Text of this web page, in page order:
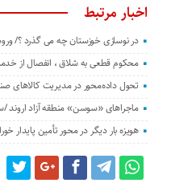
اخبار مرتبط
در نوسازی خوزستان چه می گذرد ؟/
محکوم قطعی به شلاق ، انفصال از
تحول داده‌محور در مدیریت کالاهای
ماجراهای «سوسن» منطقه آزاد اروند
هویزه بار دیگر در محور تأمین پایدار